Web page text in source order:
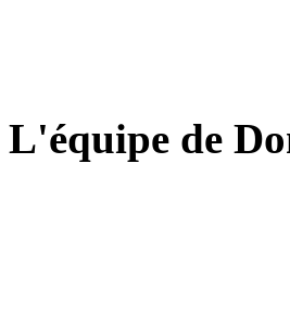
L'équipe de